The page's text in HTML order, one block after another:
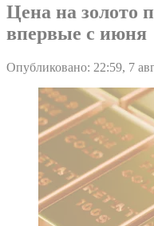
Цена на золото
впервые с июня
Опубликовано: 22:59, 7